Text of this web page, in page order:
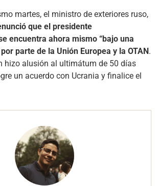
martes, el ministro de exteriores ruso,
que el presidente
encuentra ahora mismo “bajo una
parte de la Unión Europea y la OTAN.
hizo alusión al ultimátum de 50 días
un acuerdo con Ucrania y finalice el